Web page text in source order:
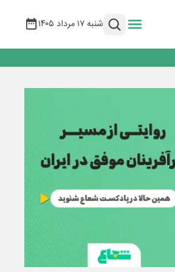
شنبه ۱۷ مرداد ۱۴۰۵